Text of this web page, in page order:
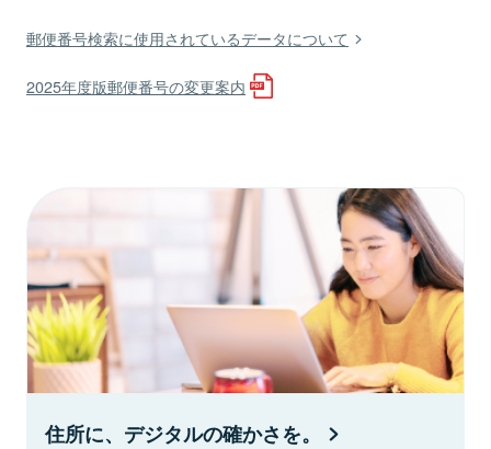
郵便番号検索に使用されているデータについて
2025年度版郵便番号の変更案内
住所に、デジタルの確かさを。